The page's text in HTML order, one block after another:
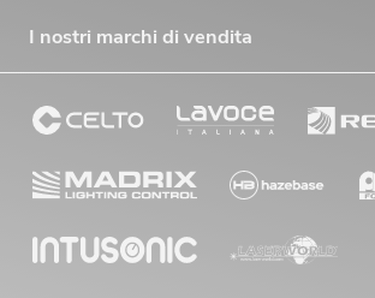
I nostri marchi di vendita